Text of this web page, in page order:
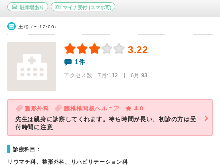
駐車場あり マイナ受付(スマホ可)
土曜（〜12:00）
3.22
1件
アクセス数 7月:112 | 6月:93
整形外科 腰椎椎間板ヘルニア
4.0
先生は親身に診察してくれます。待ち時間が長い、初診の方は受
付時間に注意
診療科目：
リウマチ科、整形外科、リハビリテーション科